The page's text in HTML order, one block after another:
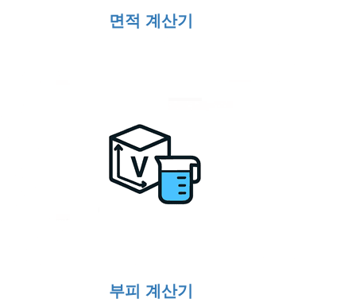
면적 계산기
부피 계산기